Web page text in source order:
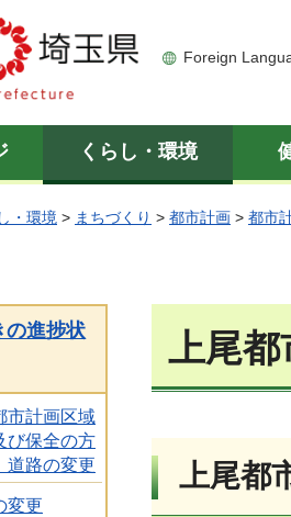
Foreign
くらし・環境
・環境 > まちづくり > 都市計画 > 都市
の進捗状
市計画区域
び保全の方
道路の変更
変更
上尾都
上尾都